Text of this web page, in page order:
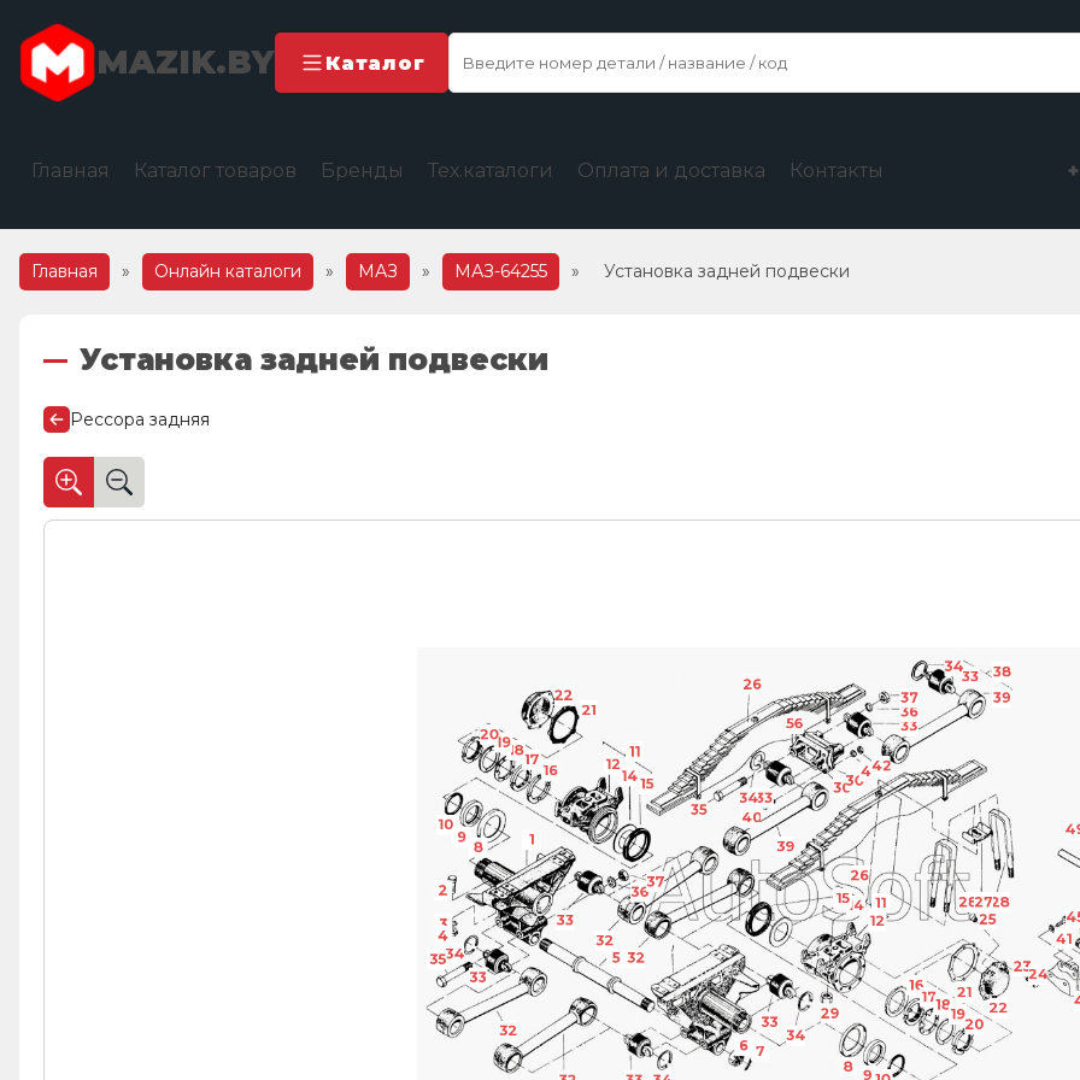
MAZIK.BY Каталог
Главная Каталог товаров Бренды Тех.каталоги Оплата и доставка Контакты
Главная » Онлайн каталоги » МАЗ » МАЗ-64255 » Установка задней подвески
Установка задней подвески
Рессора задняя
29
3030
32
32
32
33
33
33
33
33
33
34
34
34
34
35
35
36
36
37
37
38
39
39
40
41
41
42
28
28
56
14
14
1
2
3
4
5
6 7
8
8
9
9
10
11
11
12
12
15
15
16
16
17
17
18
18
19
19
20
20
21
21
22
22
2324
25
26
26
27